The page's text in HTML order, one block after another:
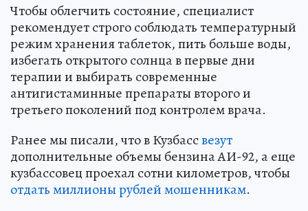
Чтобы облегчить состояние, специалист
рекомендует строго соблюдать температурный
режим хранения таблеток, пить больше воды,
избегать открытого солнца в первые дни
терапии и выбирать современные
антигистаминные препараты второго и
третьего поколений под контролем врача.
Ранее мы писали, что в Кузбассвезут
дополнительные объемы бензина АИ-92, а еще
кузбассовец проехал сотни километров, чтобы
отдать миллионы рублей мошенникам.